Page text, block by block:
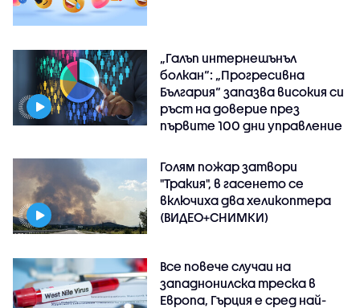
„Галъп интернешънъл
болкан“: „Прогресивна
България“ запазва високия си
ръст на доверие през
първите 100 дни управление
Голям пожар затвори
"Тракия", в гасенето се
включиха два хеликоптера
(ВИДЕО+СНИМКИ)
Все повече случаи на
западнонилска треска в
Европа, Гърция е сред най-